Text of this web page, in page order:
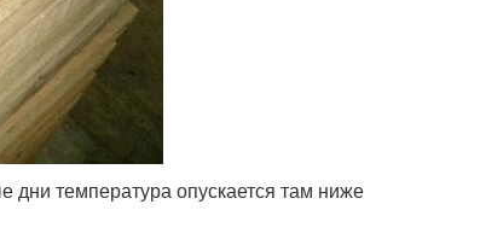
дни температура опускается там ниже